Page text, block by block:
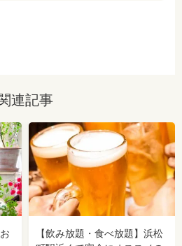
連記事
【飲み放題・食べ放題】浜松